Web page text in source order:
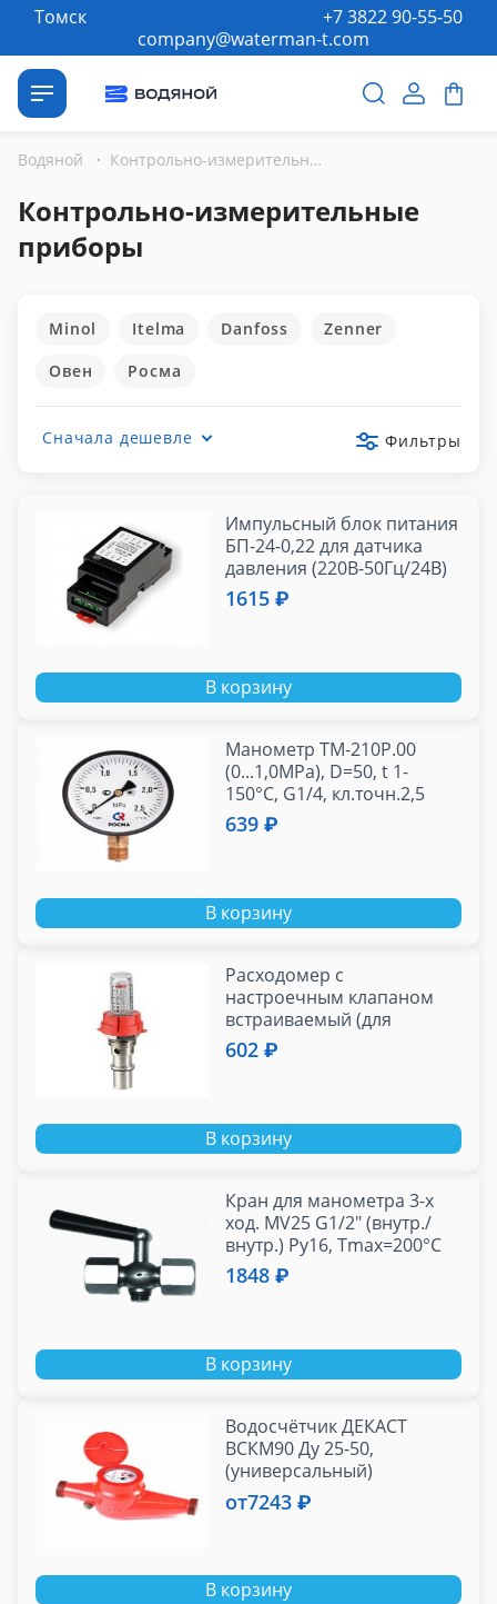
Томск
company@waterman-t.com
+7 3822 90-55-50
Водяной · Контрольно-измерительные приборы
Контрольно-измерительные
приборы
Minol Itelma Danfoss
Zenner
Овен
Росма
Сначала дешевле Фильтры
Импульсный блок питания
БП-24-0,22 для датчика
давления (220В-50Гц/24В)
(10ВР220-24Д)
1615 ₽
В корзину
Манометр ТМ-210Р.00
(0...1,0МРа), D=50, t 1-
150°С, G1/4, кл.точн.2,5
радиальный
639 ₽
В корзину
Расходомер с
настроечным клапаном
встраиваемый (для
VTc.589)
602 ₽
В корзину
Кран для манометра 3-х
ход. MV25 G1/2" (внутр./
внутр.) Ру16, Тmax=200°С
1848 ₽
В корзину
Водосчётчик ДЕКАСТ
ВСКМ90 Ду 25-50,
(универсальный)
от7243 ₽
В корзину